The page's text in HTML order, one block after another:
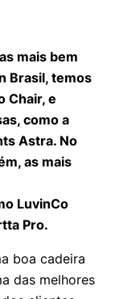
mais bem
Brasil, temos
Chair, e
como a
Astra. No
as mais
LuvinCo
Pro.
boa cadeira
das melhores